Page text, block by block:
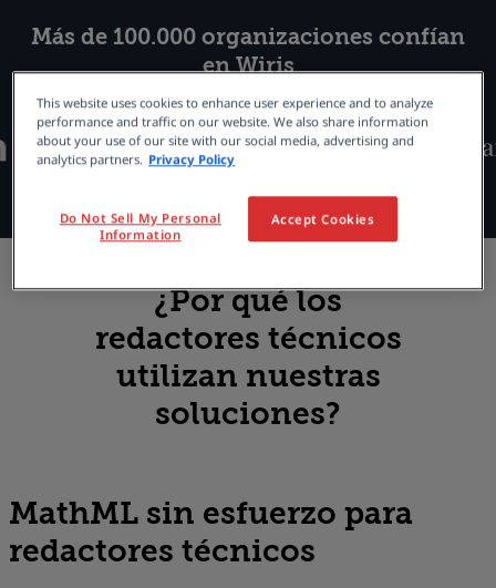
Más de 100.000 organizaciones confían
en Wiris
¿Por qué los
redactores técnicos
utilizan nuestras
soluciones?
MathML sin esfuerzo para
redactores técnicos
This website uses cookies to enhance user experience and to analyze
performance and traffic on our website. We also share information
about your use of our site with our social media, advertising and
analytics partners. Privacy Policy
Accept Cookies
Do Not Sell My Personal
Information